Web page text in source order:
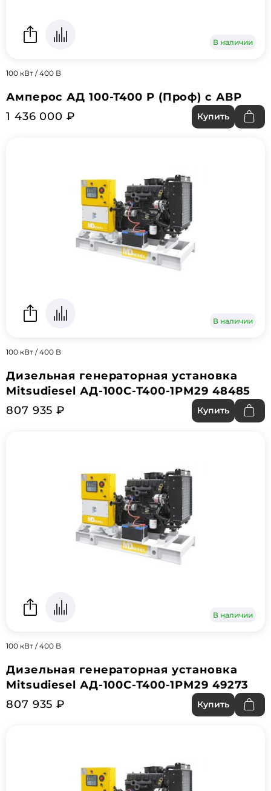
В наличии
100 кВт / 400 В
Амперос АД 100-Т400 P (Проф) с АВР
1 436 000 ₽
Купить
В наличии
100 кВт / 400 В
Дизельная генераторная установка
Mitsudiesel АД-100С-Т400-1РМ29 48485
807 935 ₽
Купить
В наличии
100 кВт / 400 В
Дизельная генераторная установка
Mitsudiesel АД-100С-Т400-1РМ29 49273
807 935 ₽
Купить